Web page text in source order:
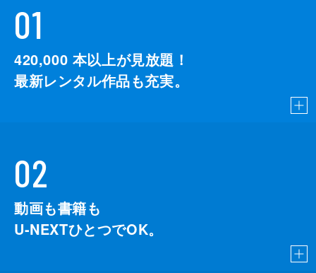
01
420,000 本以上が見放題！
最新レンタル作品も充実。
02
動画も書籍も
U-NEXTひとつでOK。